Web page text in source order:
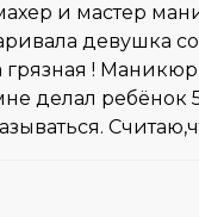
и мастер
девушка
!
делал ребёнок